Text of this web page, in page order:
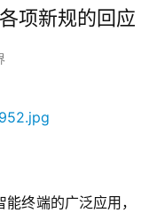
项新规的回应
终端的广泛应用，